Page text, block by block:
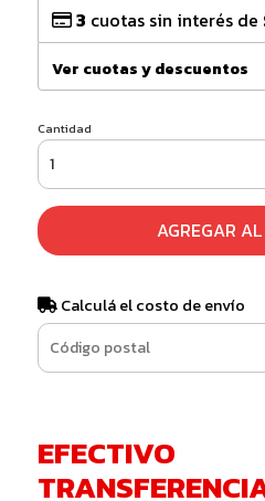
3 cuotas sin interés de
Ver cuotas y descuentos
Cantidad
AGREGAR
Calculá el costo de envío
EFECTIVO